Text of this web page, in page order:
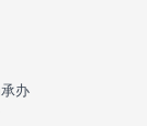
办